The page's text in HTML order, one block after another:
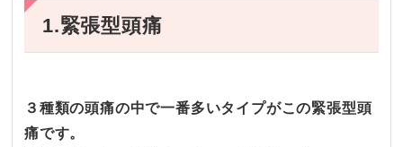
1.緊張型頭痛
３種類の頭痛の中で一番多いタイプがこの緊張型頭
痛です。